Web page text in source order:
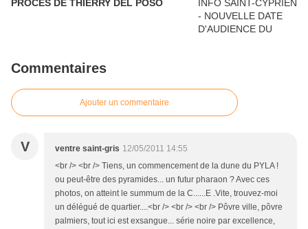
PROCES DE THIERRY DEL POSO
Commentaires
Ajouter un commentaire
V ventre saint-gris 12/05/2011 14:55
<br /> <br /> Tiens, un commencement de la dune du PYLA !
ou peut-être des pyramides... un futur pharaon ? Avec ces
photos, on atteint le summum de la C......E .Vite, trouvez-moi
un délégué de quartier....<br /> <br /> <br /> Pôvre ville, pôvre
palmiers, tout ici est exsangue... série noire par excellence,